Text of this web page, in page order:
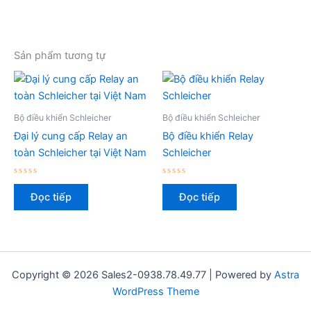
Sản phẩm tương tự
Bộ điều khiển Schleicher
Đại lý cung cấp Relay an
toàn Schleicher tại Việt Nam
Được
xếp
hạng
0
Đọc tiếp
Bộ điều khiển Schleicher
Bộ điều khiển Relay
Schleicher
Được
xếp
hạng
0
Đọc tiếp
Copyright © 2026 Sales2-0938.78.49.77 | Powered by Astra
WordPress Theme